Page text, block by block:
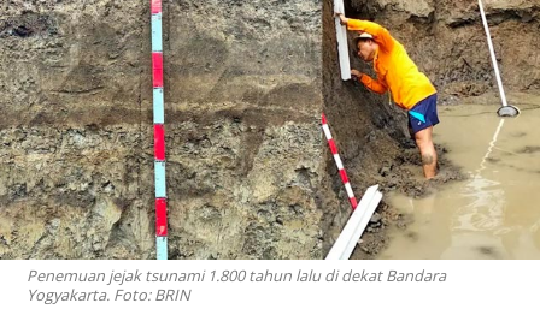
Penemuan jejak tsunami 1.800 tahun lalu di dekat Bandara
Yogyakarta. Foto: BRIN